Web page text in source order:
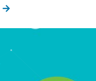
→